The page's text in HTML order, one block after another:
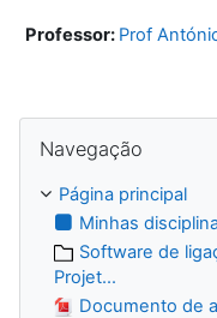
Professor: Prof
Navegação
Página principal
Minhas
Software de
Projet...
Documento de